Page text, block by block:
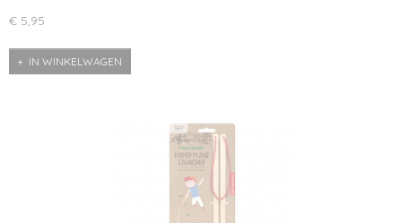
€ 5,95
IN WINKELWAGEN